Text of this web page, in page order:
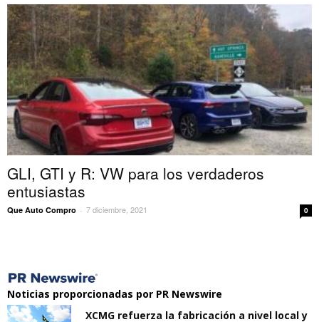
GLI, GTI y R: VW para los verdaderos
entusiastas
Que Auto Compro - 7 diciembre, 2021 0
Noticias proporcionadas por PR Newswire
XCMG refuerza la fabricación a nivel local y